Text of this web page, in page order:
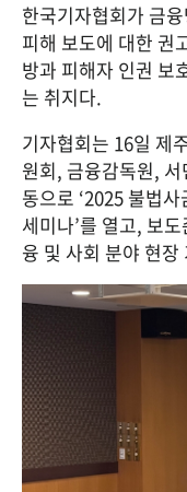
한국기자협회가 금
피해 보도에 대한 권
방과 피해자 인권 보
는 취지다.
기자협회는 16일 제
원회, 금융감독원,
동으로 ‘2025 불법
세미나’를 열고, 보
융 및 사회 분야 현